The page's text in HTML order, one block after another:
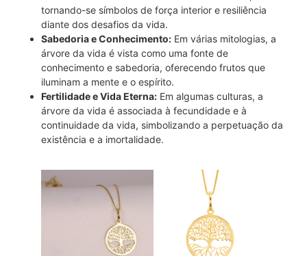
tornando-se símbolos de força interior e resiliência
diante dos desafios da vida.
Sabedoria e Conhecimento: Em várias mitologias, a
árvore da vida é vista como uma fonte de
conhecimento e sabedoria, oferecendo frutos que
iluminam a mente e o espírito.
Fertilidade e Vida Eterna: Em algumas culturas, a
árvore da vida é associada à fecundidade e à
continuidade da vida, simbolizando a perpetuação da
existência e a imortalidade.